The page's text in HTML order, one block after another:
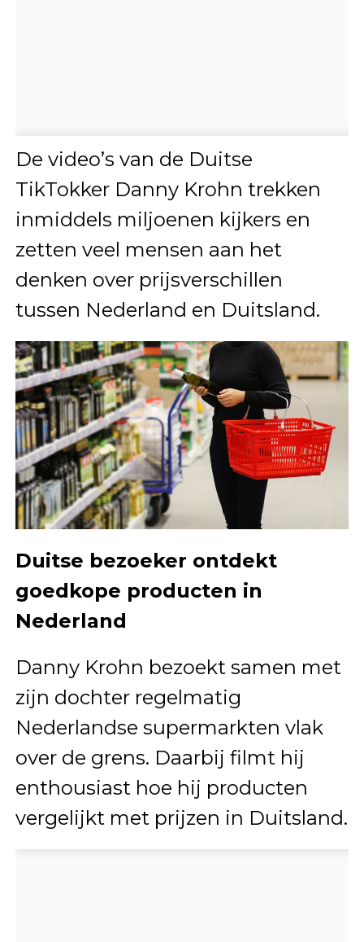
De video’s van de Duitse
TikTokker Danny Krohn trekken
inmiddels miljoenen kijkers en
zetten veel mensen aan het
denken over prijsverschillen
tussen Nederland en Duitsland.
Duitse bezoeker ontdekt
goedkope producten in
Nederland
Danny Krohn bezoekt samen met
zijn dochter regelmatig
Nederlandse supermarkten vlak
over de grens. Daarbij filmt hij
enthousiast hoe hij producten
vergelijkt met prijzen in Duitsland.